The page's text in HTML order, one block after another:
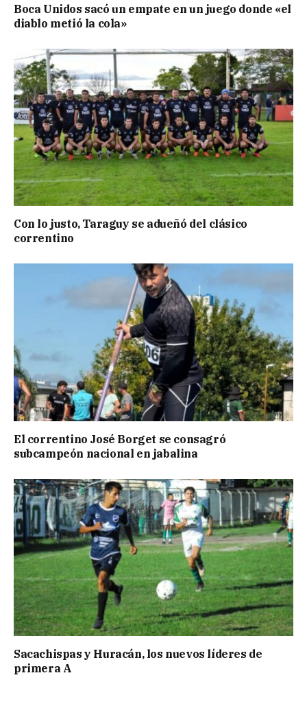
Boca Unidos sacó un empate en un juego donde «el
diablo metió la cola»
Con lo justo, Taraguy se adueñó del clásico
correntino
El correntino José Borget se consagró
subcampeón nacional en jabalina
Sacachispas y Huracán, los nuevos líderes de
primera A